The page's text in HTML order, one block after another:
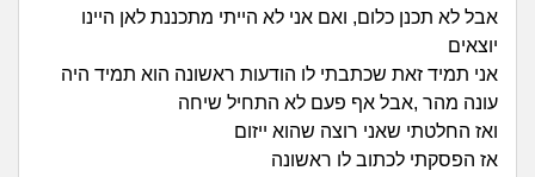
היריון ולידה
הורות ומשפחה
הרשמה | התחברות
אבל לא תכנן כלום, ואם אני לא הייתי מתכננת לאן היינו
יוצאים
אני תמיד זאת שכתבתי לו הודעות ראשונה הוא תמיד היה
עונה מהר ,אבל אף פעם לא התחיל שיחה
ואז החלטתי שאני רוצה שהוא ייזום
אז הפסקתי לכתוב לו ראשונה